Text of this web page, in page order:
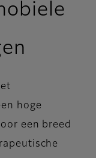
hoge
een breed